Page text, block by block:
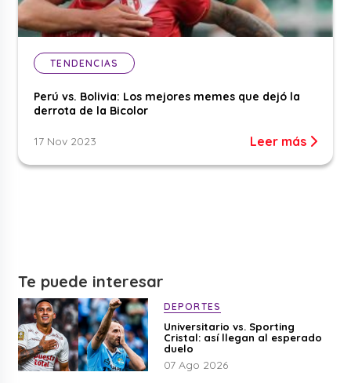
TENDENCIAS
Perú vs. Bolivia: Los mejores memes que dejó la
derrota de la Bicolor
17 Nov 2023 Leer más
Te puede interesar
DEPORTES
Universitario vs. Sporting
Cristal: así llegan al esperado
duelo
07 Ago 2026